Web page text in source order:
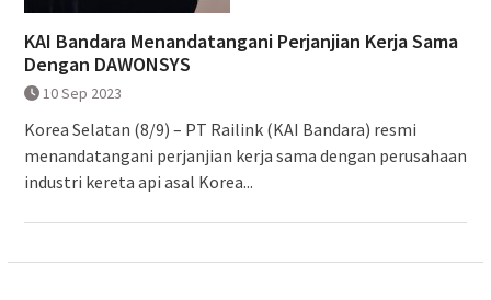
KAI Bandara Menandatangani Perjanjian Kerja Sama
Dengan DAWONSYS
10 Sep 2023
Korea Selatan (8/9) – PT Railink (KAI Bandara) resmi
menandatangani perjanjian kerja sama dengan perusahaan
industri kereta api asal Korea...